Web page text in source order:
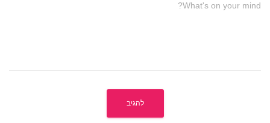
What's on your mind?